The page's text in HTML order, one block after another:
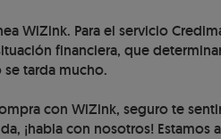
WiZink. Para el servicio
financiera, que
tarda mucho.
con WiZink, seguro te
¡habla con nosotros! Estamos